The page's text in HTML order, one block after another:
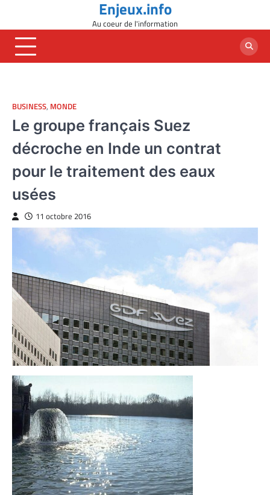
content
Enjeux.info
Au coeur de l'information
BUSINESS, MONDE
Le groupe français Suez
décroche en Inde un contrat
pour le traitement des eaux
usées
11 octobre 2016